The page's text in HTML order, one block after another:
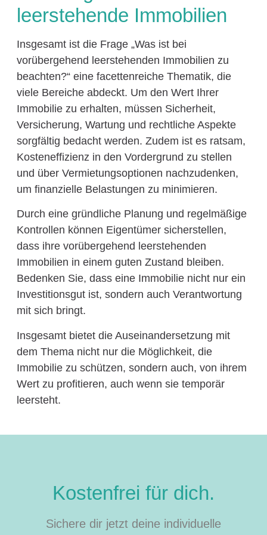
leerstehende Immobilien
Insgesamt ist die Frage „Was ist bei
vorübergehend leerstehenden Immobilien zu
beachten?“ eine facettenreiche Thematik, die
viele Bereiche abdeckt. Um den Wert Ihrer
Immobilie zu erhalten, müssen Sicherheit,
Versicherung, Wartung und rechtliche Aspekte
sorgfältig bedacht werden. Zudem ist es ratsam,
Kosteneffizienz in den Vordergrund zu stellen
und über Vermietungsoptionen nachzudenken,
um finanzielle Belastungen zu minimieren.
Durch eine gründliche Planung und regelmäßige
Kontrollen können Eigentümer sicherstellen,
dass ihre vorübergehend leerstehenden
Immobilien in einem guten Zustand bleiben.
Bedenken Sie, dass eine Immobilie nicht nur ein
Investitionsgut ist, sondern auch Verantwortung
mit sich bringt.
Insgesamt bietet die Auseinandersetzung mit
dem Thema nicht nur die Möglichkeit, die
Immobilie zu schützen, sondern auch, von ihrem
Wert zu profitieren, auch wenn sie temporär
leersteht.
Kostenfrei für dich.
Sichere dir jetzt deine individuelle